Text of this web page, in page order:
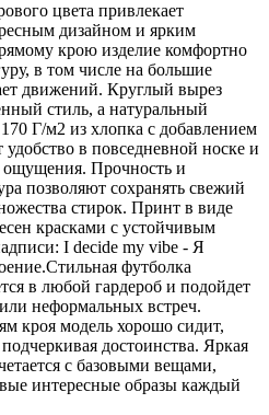
цвета привлекает
дизайном и ярким
крою изделие комфортно
в том числе на большие
движений. Круглый вырез
стиль, а натуральный
Г/м2 из хлопка с добавлением
удобство в повседневной носке и
ощущения. Прочность и
позволяют сохранять свежий
стирок. Принт в виде
красками с устойчивым
I decide my vibe - Я
футболка
в любой гардероб и подойдет
неформальных встреч.
кроя модель хорошо сидит,
достоинства. Яркая
с базовыми вещами,
интересные образы каждый